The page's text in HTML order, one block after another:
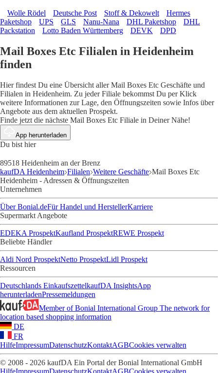
Wolle Rödel Deutsche Post Stoff & Dekowelt
Hermes
Paketshop
UPS GLS Nanu-Nana DHL Paketshop
DHL
Packstation
Lotto Baden Württemberg DEVK DPD
Mail Boxes Etc Filialen in Heidenheim
finden
Hier findest Du eine Übersicht aller Mail Boxes Etc Geschäfte und
Filialen in Heidenheim. Zu jeder Filiale bekommst Du per Klick
weitere Informationen zur Lage, den Öffnungszeiten sowie Infos über
Angebote aus dem aktuellen Prospekt.
Finde jetzt die nächste Mail Boxes Etc Filiale in Deiner Nähe!
App herunterladen
Du bist hier
89518 Heidenheim an der Brenz
kaufDA Heidenheim Filialen Weitere Geschäfte Mail Boxes Etc
Heidenheim - Adressen & Öffnungszeiten
Unternehmen
Über Bonial.deFür Handel und HerstellerKarriere
Supermarkt Angebote
EDEKA ProspektKaufland ProspektREWE Prospekt
Beliebte Händler
Aldi Nord ProspektNetto ProspektLidl Prospekt
Ressourcen
Deutschlands EinkaufszettelkaufDA InsightsApp
herunterladenPressemeldungen
Member of Bonial International Group The network for
location based shopping information
DE
FR
HilfeImpressumDatenschutzKontaktAGBCookies verwalten
© 2008 - 2026 kaufDA Ein Portal der Bonial International GmbH
HilfeImpressumDatenschutzKontaktAGBCookies verwalten